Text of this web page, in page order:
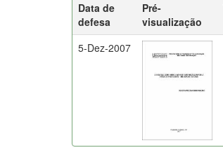
Data de
defesa
Pré-
visualização
5-Dez-2007